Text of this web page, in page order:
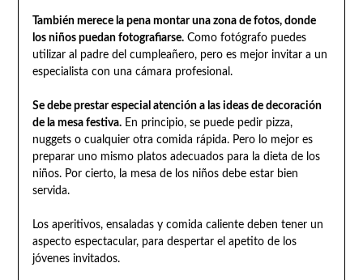
También merece la pena montar una zona de fotos, donde
los niños puedan fotografiarse.Como fotógrafo puedes
utilizar al padre del cumpleañero, pero es mejor invitar a un
especialista con una cámara profesional.
Se debe prestar especial atención a las ideas de decoración
de la mesa festiva.En principio, se puede pedir pizza,
nuggets o cualquier otra comida rápida. Pero lo mejor es
preparar uno mismo platos adecuados para la dieta de los
niños. Por cierto, la mesa de los niños debe estar bien
servida.
Los aperitivos, ensaladas y comida caliente deben tener un
aspecto espectacular, para despertar el apetito de los
jóvenes invitados.